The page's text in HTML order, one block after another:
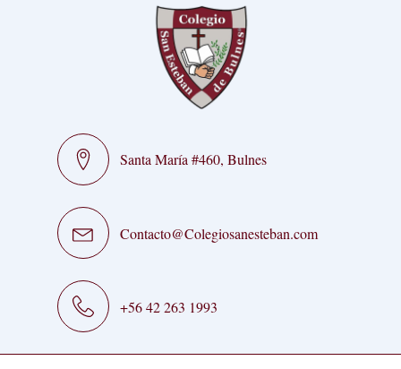
Santa María #460, Bulnes
Contacto@Colegiosanesteban.com
+56 42 263 1993